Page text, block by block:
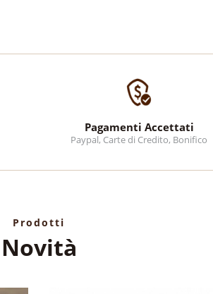
Pagamenti Accettati
Paypal, Carte di Credito, Bonifico
Prodotti
Novità